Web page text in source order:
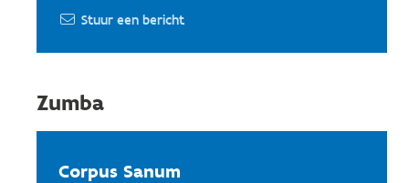
Stuur een bericht
Zumba
Corpus Sanum